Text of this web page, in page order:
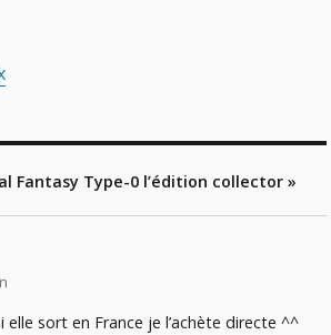
Fantasy Type-0 l’édition collector »
sort en France je l’achète directe ^^